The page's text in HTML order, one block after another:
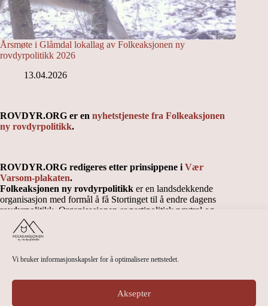
Vi bruker informasjonskapsler for å optimalisere nettstedet.
Aksepter
Årsmøte i Glåmdal lokallag av Folkeaksjonen ny
rovdyrpolitikk 2026
13.04.2026
ROVDYR.ORG er en nyhetstjeneste fra Folkeaksjonen
ny rovdyrpolitikk.
ROVDYR.ORG redigeres etter prinsippene i Vær
Varsom-plakaten.
Folkeaksjonen ny rovdyrpolitikk er en landsdekkende
organisasjon med formål å få Stortinget til å endre dagens
rovdyrpolitikk. Organisasjonen er partipolitisk nøytral og
uavhengig.
Kontakt Folkeaksjonen ny rovdyrpolitikk sentralt